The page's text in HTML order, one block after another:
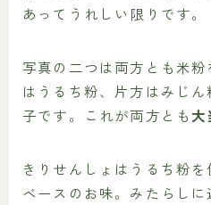
あってうれしい限りです。
写真の二つは両方とも米
はうるち粉、片方はみじ
子です。これが両方とも 大
きりせんしょはうるち粉
ベースのお味。みたらしに